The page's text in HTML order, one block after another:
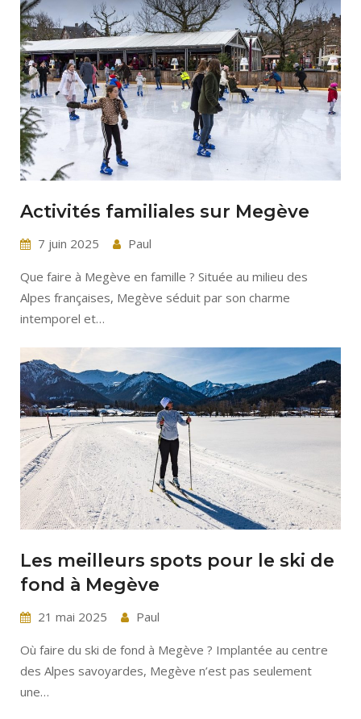
Activités familiales sur Megève
7 juin 2025 Paul
Que faire à Megève en famille ? Située au milieu des
Alpes françaises, Megève séduit par son charme
intemporel et…
Les meilleurs spots pour le ski de
fond à Megève
21 mai 2025 Paul
Où faire du ski de fond à Megève ? Implantée au centre
des Alpes savoyardes, Megève n’est pas seulement
une…